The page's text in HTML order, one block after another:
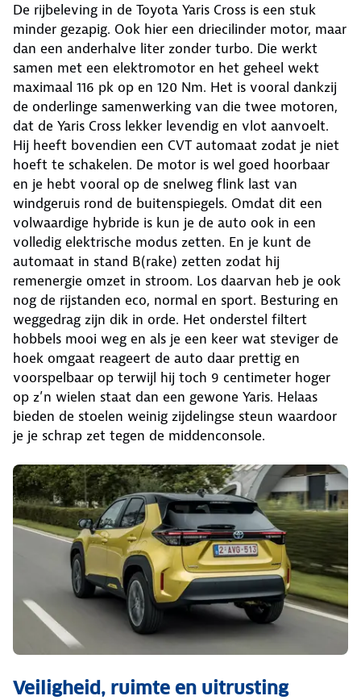
De rijbeleving in de Toyota Yaris Cross is een stuk
minder gezapig. Ook hier een driecilinder motor, maar
dan een anderhalve liter zonder turbo. Die werkt
samen met een elektromotor en het geheel wekt
maximaal 116 pk op en 120 Nm. Het is vooral dankzij
de onderlinge samenwerking van die twee motoren,
dat de Yaris Cross lekker levendig en vlot aanvoelt.
Hij heeft bovendien een CVT automaat zodat je niet
hoeft te schakelen. De motor is wel goed hoorbaar
en je hebt vooral op de snelweg flink last van
windgeruis rond de buitenspiegels. Omdat dit een
volwaardige hybride is kun je de auto ook in een
volledig elektrische modus zetten. En je kunt de
automaat in stand B(rake) zetten zodat hij
remenergie omzet in stroom. Los daarvan heb je ook
nog de rijstanden eco, normal en sport. Besturing en
weggedrag zijn dik in orde. Het onderstel filtert
hobbels mooi weg en als je een keer wat steviger de
hoek omgaat reageert de auto daar prettig en
voorspelbaar op terwijl hij toch 9 centimeter hoger
op z’n wielen staat dan een gewone Yaris. Helaas
bieden de stoelen weinig zijdelingse steun waardoor
je je schrap zet tegen de middenconsole.
Veiligheid, ruimte en uitrusting